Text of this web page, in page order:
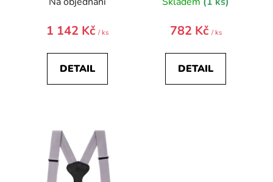
1 142 Kč / ks
DETAIL
782 Kč / ks
DETAIL